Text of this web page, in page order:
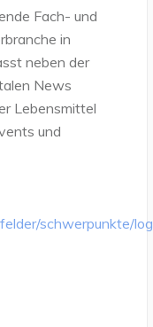
Fach- und
in
neben der
News
Lebensmittel
und
schwerpunkte/